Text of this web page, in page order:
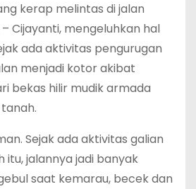
kerap melintas di jalan
Cijayanti, mengeluhkan hal
ada aktivitas pengurugan
menjadi kotor akibat
bekas hilir mudik armada
Sejak ada aktivitas galian
itu, jalannya jadi banyak
saat kemarau, becek dan